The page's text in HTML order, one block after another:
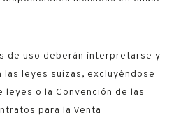
de uso deberán interpretarse y
leyes suizas, excluyéndose
o la Convención de las
para la Venta